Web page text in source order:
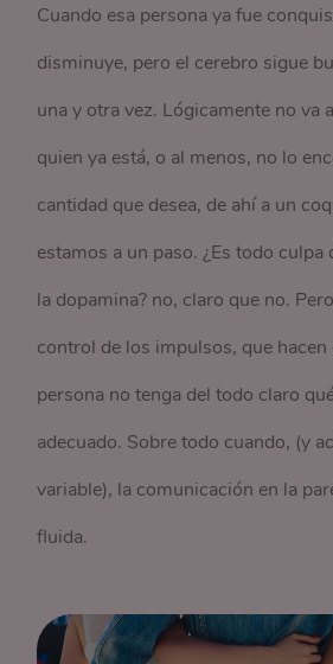
Cuando esa persona ya fue
disminuye, pero el cerebro sigue
una y otra vez. Lógicamente no va
quien ya está, o al menos, no lo
cantidad que desea, de ahí a un
estamos a un paso. ¿Es todo culpa
la dopamina? no, claro que no.
control de los impulsos, que hacen
persona no tenga del todo claro
adecuado. Sobre todo cuando, (y
variable), la comunicación en la
fluida.